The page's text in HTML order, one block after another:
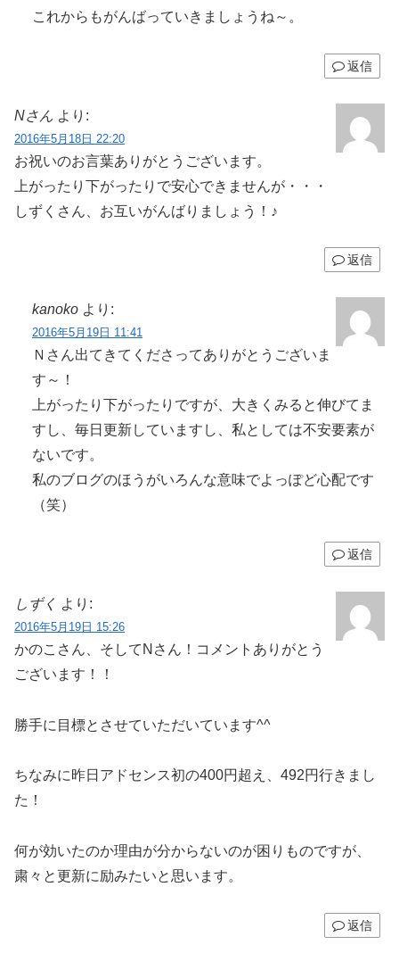
これからもがんばっていきましょうね～。
返信
Nさん より:
2016年5月18日 22:20
お祝いのお言葉ありがとうございます。
上がったり下がったりで安心できませんが・・・
しずくさん、お互いがんばりましょう！♪
返信
kanoko より:
2016年5月19日 11:41
Ｎさん出てきてくださってありがとうございま
す～！
上がったり下がったりですが、大きくみると伸びてま
すし、毎日更新していますし、私としては不安要素が
ないです。
私のブログのほうがいろんな意味でよっぽど心配です
（笑）
返信
しずく より:
2016年5月19日 15:26
かのこさん、そしてNさん！コメントありがとう
ございます！！
勝手に目標とさせていただいています^^
ちなみに昨日アドセンス初の400円超え、492円行きまし
た！
何が効いたのか理由が分からないのが困りものですが、
粛々と更新に励みたいと思います。
返信